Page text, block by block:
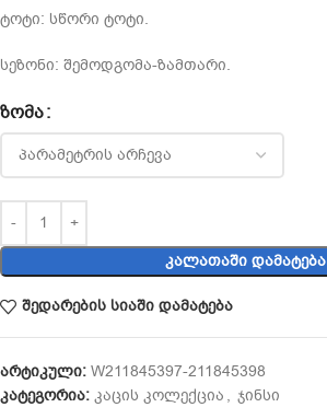
ტოტი: სწორი ტოტი.
სეზონი: შემოდგომა-ზამთარი.
ᲖᲝᲛᲐ
ᲙᲐᲚᲐᲗᲐᲨᲘ ᲓᲐᲛᲐᲢᲔᲑᲐ
შედარების სიაში დამატება
არტიკული: W211845397-211845398
კატეგორია: კაცის კოლექცია , ჯინსი